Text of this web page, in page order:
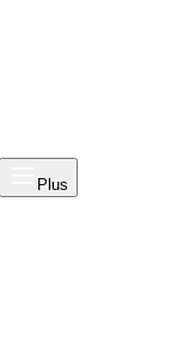
Plus